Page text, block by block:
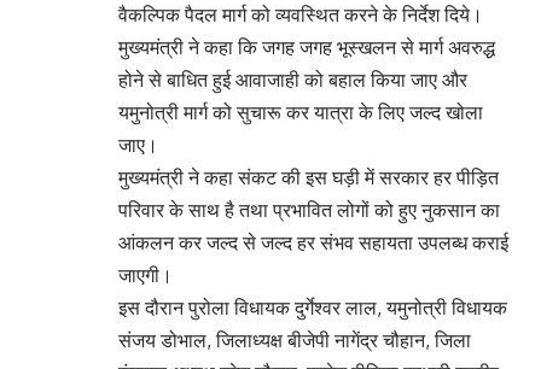
वैकल्पिक पैदल मार्ग को व्यवस्थित करने के निर्देश दिये।
मुख्यमंत्री ने कहा कि जगह जगह भूस्खलन से मार्ग अवरुद्ध
होने से बाधित हुई आवाजाही को बहाल किया जाए और
यमुनोत्री मार्ग को सुचारू कर यात्रा के लिए जल्द खोला
जाए।
मुख्यमंत्री ने कहा संकट की इस घड़ी में सरकार हर पीड़ित
परिवार के साथ है तथा प्रभावित लोगों को हुए नुकसान का
आंकलन कर जल्द से जल्द हर संभव सहायता उपलब्ध कराई
जाएगी।
इस दौरान पुरोला विधायक दुर्गेश्वर लाल, यमुनोत्री विधायक
संजय डोभाल, जिलाध्यक्ष बीजेपी नागेंद्र चौहान, जिला